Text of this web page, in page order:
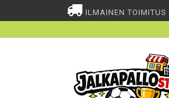
ILMAINEN TOIMITUS